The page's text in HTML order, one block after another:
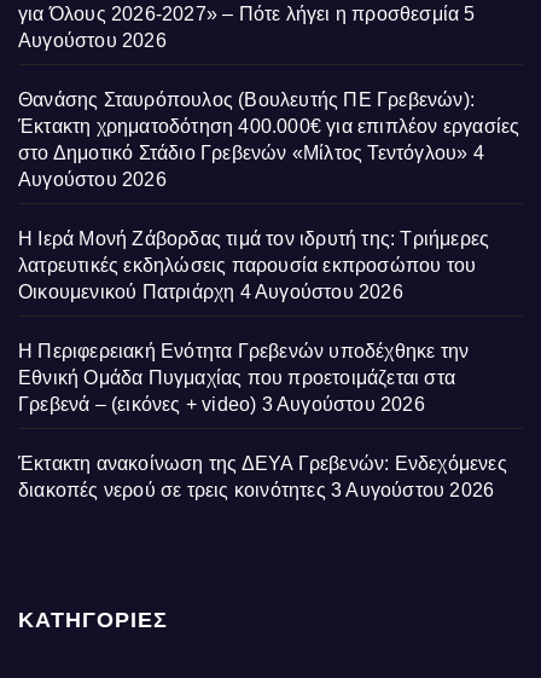
για Όλους 2026-2027» – Πότε λήγει η προσθεσμία 5
Αυγούστου 2026
Θανάσης Σταυρόπουλος (Βουλευτής ΠΕ Γρεβενών):
Έκτακτη χρηματοδότηση 400.000€ για επιπλέον εργασίες
στο Δημοτικό Στάδιο Γρεβενών «Μίλτος Τεντόγλου» 4
Αυγούστου 2026
Η Ιερά Μονή Ζάβορδας τιμά τον ιδρυτή της: Τριήμερες
λατρευτικές εκδηλώσεις παρουσία εκπροσώπου του
Οικουμενικού Πατριάρχη 4 Αυγούστου 2026
Η Περιφερειακή Ενότητα Γρεβενών υποδέχθηκε την
Εθνική Ομάδα Πυγμαχίας που προετοιμάζεται στα
Γρεβενά – (εικόνες + video) 3 Αυγούστου 2026
Έκτακτη ανακοίνωση της ΔΕΥΑ Γρεβενών: Ενδεχόμενες
διακοπές νερού σε τρεις κοινότητες 3 Αυγούστου 2026
ΚΑΤΗΓΟΡΙΕΣ